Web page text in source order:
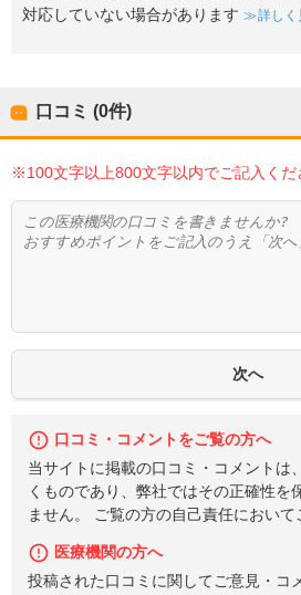
対応していない場合があります
詳しく
口コミ (0件)
※100文字以上800文字以内でご記入くだ
口コミ・コメントをご覧の方へ
当サイトに掲載の口コミ・コメントは
くものであり、弊社ではその正確性を
ません。 ご覧の方の自己責任において
医療機関の方へ
投稿された口コミに関してご意見・コ